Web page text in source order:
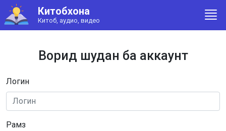
Китобхона
Китоб, аудио, видео
Ворид шудан ба аккаунт
Логин
Рамз